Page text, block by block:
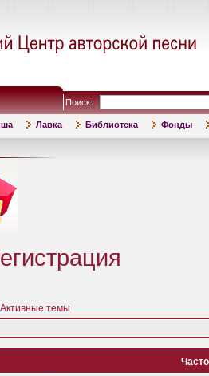
Поиск:
Лавка Библиотека Фонды
Активные темы